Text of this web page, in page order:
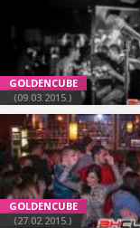
GOLDENCUBE
(09.03.2015.)
GOLDENCUBE
(27.02.2015.)